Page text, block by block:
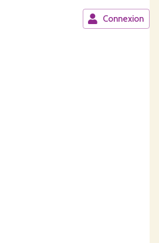
Connexion